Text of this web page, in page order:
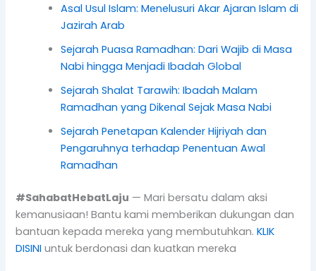
Asal Usul Islam: Menelusuri Akar Ajaran Islam di
Jazirah Arab
Sejarah Puasa Ramadhan: Dari Wajib di Masa
Nabi hingga Menjadi Ibadah Global
Sejarah Shalat Tarawih: Ibadah Malam
Ramadhan yang Dikenal Sejak Masa Nabi
Sejarah Penetapan Kalender Hijriyah dan
Pengaruhnya terhadap Penentuan Awal
Ramadhan
#SahabatHebatLaju — Mari bersatu dalam aksi
kemanusiaan! Bantu kami memberikan dukungan dan
bantuan kepada mereka yang membutuhkan.KLIK
DISINI untuk berdonasi dan kuatkan mereka